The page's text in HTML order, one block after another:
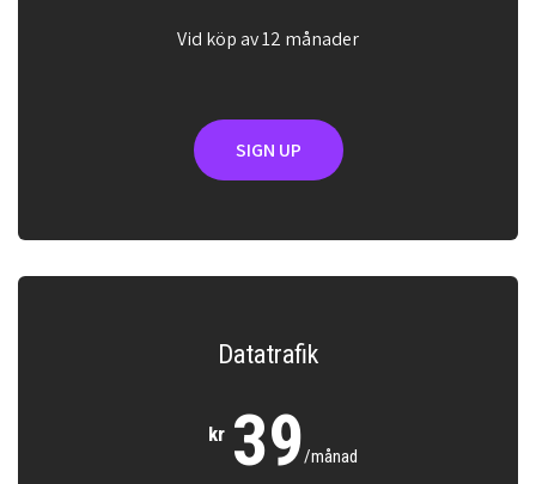
Vid köp av 12 månader
SIGN UP
Datatrafik
kr 39/månad